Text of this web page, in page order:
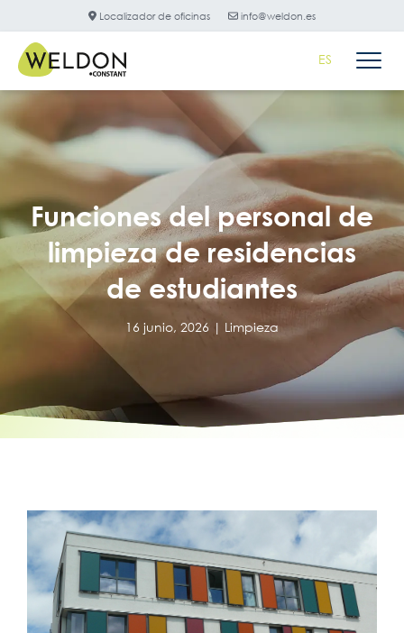
Localizador de oficinas info@weldon.es
ES
Funciones del personal de
limpieza de residencias
de estudiantes
16 junio, 2026 | Limpieza